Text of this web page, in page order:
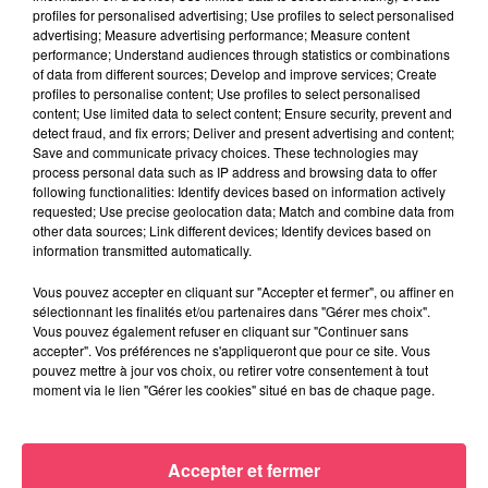
d'animaux est le 3e plus grand trafic du monde avec la
drogue et les armes). Ils sont aujourd'hui dans le parc des
panthères qu'on a repensé pour ces animaux. Ça a été
marquant pour l'équipe et ça démontre encore une fois toute
l'importance de ce lieu emblématique en Mayenne".
Vous pourrez retrouver plus de 500 boîtes oranges de
l'opération "1 € pour les animaux" jusqu'au 31 décembre
dans plusieurs commerces des villes comme à Château-
Gontier-sur-Mayenne, Segré-en-Anjou Bleu ou encore Craon.
Une plateforme HelloAsso va être mise en place pour le don
en ligne. Il est aussi possible de faire un don toute l'année
.
profiles for personalised advertising; Use profiles to select personalised
advertising; Measure advertising performance; Measure content
performance; Understand audiences through statistics or combinations
of data from different sources; Develop and improve services; Create
profiles to personalise content; Use profiles to select personalised
content; Use limited data to select content; Ensure security, prevent and
detect fraud, and fix errors; Deliver and present advertising and content;
Save and communicate privacy choices. These technologies may
process personal data such as IP address and browsing data to offer
following functionalities: Identify devices based on information actively
requested; Use precise geolocation data; Match and combine data from
other data sources; Link different devices; Identify devices based on
information transmitted automatically.
Vous pouvez accepter en cliquant sur "Accepter et fermer", ou affiner en
sélectionnant les finalités et/ou partenaires dans "Gérer mes choix".
Vous pouvez également refuser en cliquant sur "Continuer sans
accepter". Vos préférences ne s'appliqueront que pour ce site. Vous
pouvez mettre à jour vos choix, ou retirer votre consentement à tout
moment via le lien "Gérer les cookies" situé en bas de chaque page.
Accepter et fermer